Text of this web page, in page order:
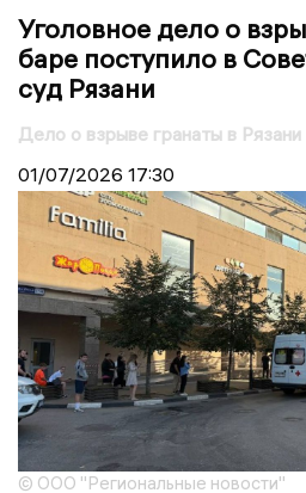
Уголовное дело о
баре поступило в
суд Рязани
Дело о взрыве гранаты в
01/07/2026 17:30
© ООО "Региональные новости"